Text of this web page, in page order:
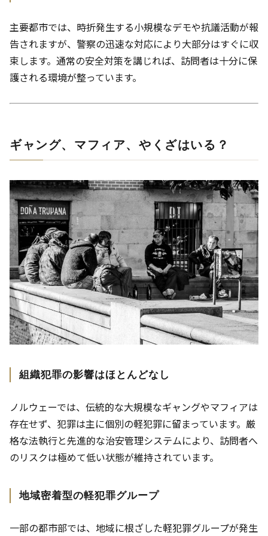
主要都市では、時折発生する小規模なデモや抗議活動が報
告されますが、警察の迅速な対応により大部分はすぐに収
束します。通常の安全対策を講じれば、訪問者は十分に保
護される環境が整っています。
ギャング、マフィア、やくざはいる？
組織犯罪の影響はほとんどなし
ノルウェーでは、伝統的な大規模なギャングやマフィアは
存在せず、犯罪は主に個別の軽犯罪に留まっています。厳
格な法執行と先進的な治安管理システムにより、訪問者へ
のリスクは極めて低い状態が維持されています。
地域密着型の軽犯罪グループ
一部の都市部では、地域に根ざした軽犯罪グループが発生